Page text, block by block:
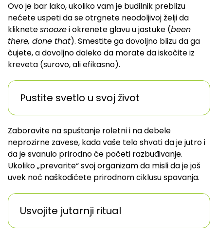
Ovo je bar lako, ukoliko vam je budilnik preblizu
nećete uspeti da se otrgnete neodoljivoj želji da
kliknetesnoozei okrenete glavu u jastuke (been
there, done that). Smestite ga dovoljno blizu da ga
čujete, a dovoljno daleko da morate da iskočite iz
kreveta (surovo, ali efikasno).
Pustite svetlo u svoj život
Zaboravite na spuštanje roletni i na debele
neprozirne zavese, kada vaše telo shvati da je jutro i
da je svanulo prirodno će početi razbuđivanje.
Ukoliko „prevarite“ svoj organizam da misli da je još
uvek noć naškodićete prirodnom ciklusu spavanja.
Usvojite jutarnji ritual